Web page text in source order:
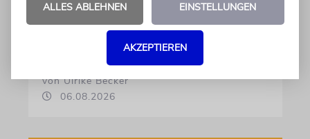
iranischen Regime verflochtenen »Islamischen
Zentrums Hamburg« wird über die künftige
Nutzung des Ortes diskutiert
von Ulrike Becker
06.08.2026
ALLES ABLEHNEN EINSTELLUNGEN
AKZEPTIEREN